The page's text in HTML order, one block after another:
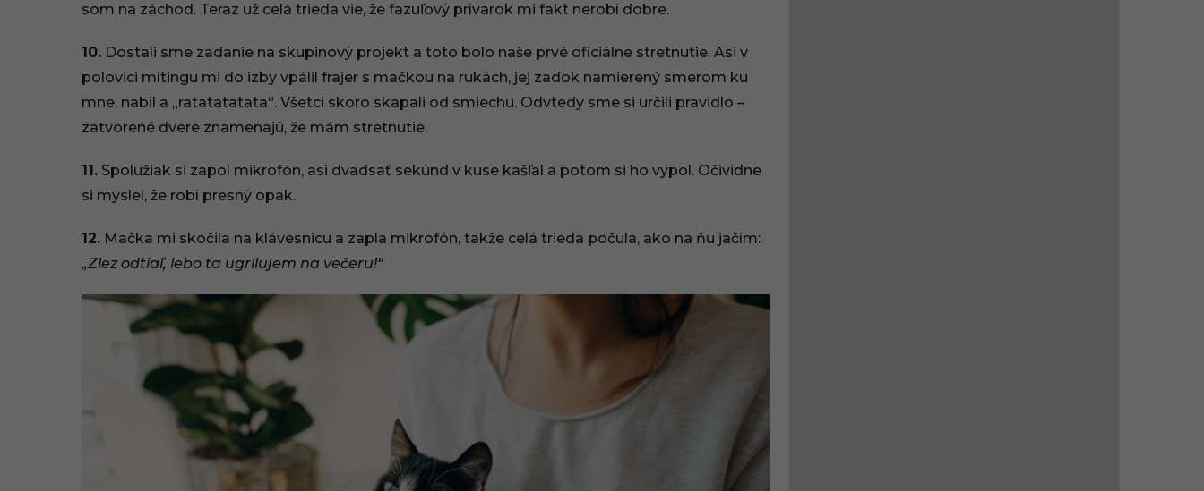
som na záchod. Teraz už celá trieda vie, že fazuľový prívarok mi fakt nerobí dobre.
10. Dostali sme zadanie na skupinový projekt a toto bolo naše prvé oficiálne stretnutie. Asi v
polovici mítingu mi do izby vpálil frajer s mačkou na rukách, jej zadok namierený smerom ku
mne, nabil a „ratatatatata“. Všetci skoro skapali od smiechu. Odvtedy sme si určili pravidlo –
zatvorené dvere znamenajú, že mám stretnutie.
11. Spolužiak si zapol mikrofón, asi dvadsať sekúnd v kuse kašľal a potom si ho vypol. Očividne
si myslel, že robí presný opak.
12. Mačka mi skočila na klávesnicu a zapla mikrofón, takže celá trieda počula, ako na ňu jačím:
„Zlez odtiaľ, lebo ťa ugrilujem na večeru!“